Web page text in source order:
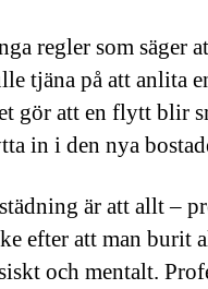
regler som säger
tjäna på att anlita
gör att en flytt blir
in i den nya
är att allt –
efter att man burit
och mentalt.